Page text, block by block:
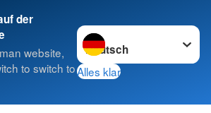
der
website,
to switch to
Sprache wechseln zu
Alles klar